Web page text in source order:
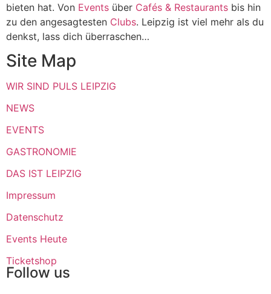
bieten hat. Von Events über Cafés & Restaurants bis hin
zu den angesagtesten Clubs. Leipzig ist viel mehr als du
denkst, lass dich überraschen…
Site Map
WIR SIND PULS LEIPZIG
NEWS
EVENTS
GASTRONOMIE
DAS IST LEIPZIG
Impressum
Datenschutz
Events Heute
Ticketshop
Follow us